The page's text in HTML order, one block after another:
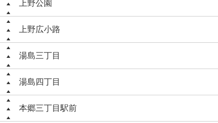
上野公園
上野広小路
湯島三丁目
湯島四丁目
本郷三丁目駅前